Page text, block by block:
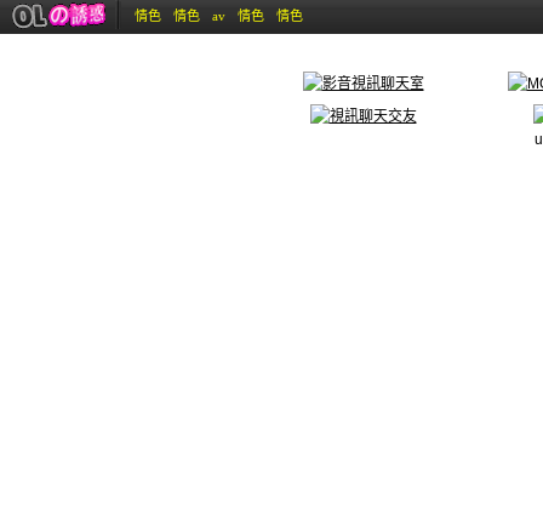
情色 情色 av 情色 情色